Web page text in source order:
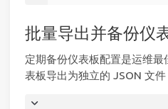
批量导出并备份仪
定期备份仪表板配置是运维
表板导出为独立的 JSON 文件